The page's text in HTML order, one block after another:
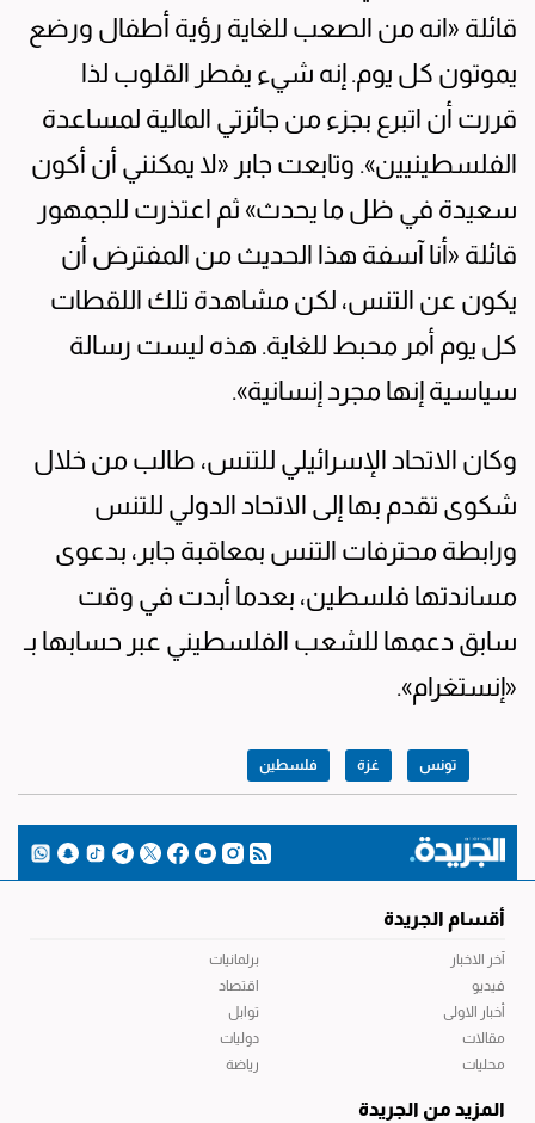
قائلة «انه من الصعب للغاية رؤية أطفال ورضع
يموتون كل يوم. إنه شيء يفطر القلوب لذا
قررت أن اتبرع بجزء من جائزتي المالية لمساعدة
الفلسطينيين». وتابعت جابر «لا يمكنني أن أكون
سعيدة في ظل ما يحدث» ثم اعتذرت للجمهور
قائلة «أنا آسفة هذا الحديث من المفترض أن
يكون عن التنس، لكن مشاهدة تلك اللقطات
كل يوم أمر محبط للغاية. هذه ليست رسالة
سياسية إنها مجرد إنسانية».
وكان الاتحاد الإسرائيلي للتنس، طالب من خلال
شكوى تقدم بها إلى الاتحاد الدولي للتنس
ورابطة محترفات التنس بمعاقبة جابر، بدعوى
مساندتها فلسطين، بعدما أبدت في وقت
سابق دعمها للشعب الفلسطيني عبر حسابها بـ
«إنستغرام».
تونس غزة فلسطين
أقسام الجريدة
آخر الاخبار
فيديو
أخبار الاولى
مقالات
محليات
برلمانيات
اقتصاد
توابل
دوليات
رياضة
المزيد من الجريدة